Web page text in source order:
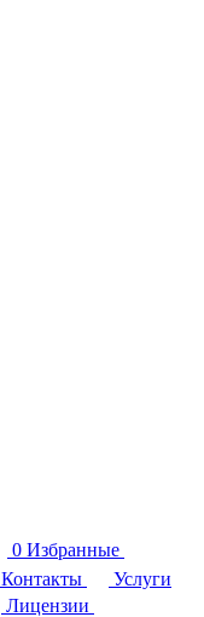
0 Избранные
Контакты
Услуги
Лицензии